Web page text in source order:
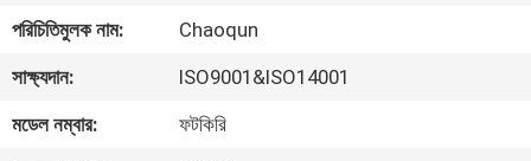
আমাদের
সম্পর্কে
কারখানা
পরিচিতিমুলক নাম:
Chaoqun
সাক্ষ্যদান:
ISO9001&ISO14001
মডেল নম্বার:
ফটকিরি